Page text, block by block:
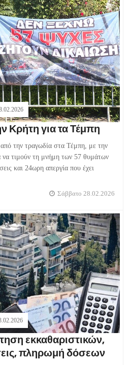
Κρήτη για τα Τέμπη
την τραγωδία στα Τέμπη, με την
τιμούν τη μνήμη των 57 θυμάτων
και 24ωρη απεργία που έχει
Σάββατο 28.02.2026
εκκαθαριστικών,
πληρωμή δόσεων